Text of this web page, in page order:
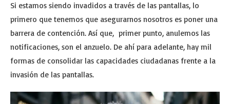
Si estamos siendo invadidos a través de las pantallas, lo
primero que tenemos que asegurarnos nosotros es poner una
barrera de contención. Así que, primer punto, anulemos las
notificaciones, son el anzuelo. De ahí para adelante, hay mil
formas de consolidar las capacidades ciudadanas frente a la
invasión de las pantallas.